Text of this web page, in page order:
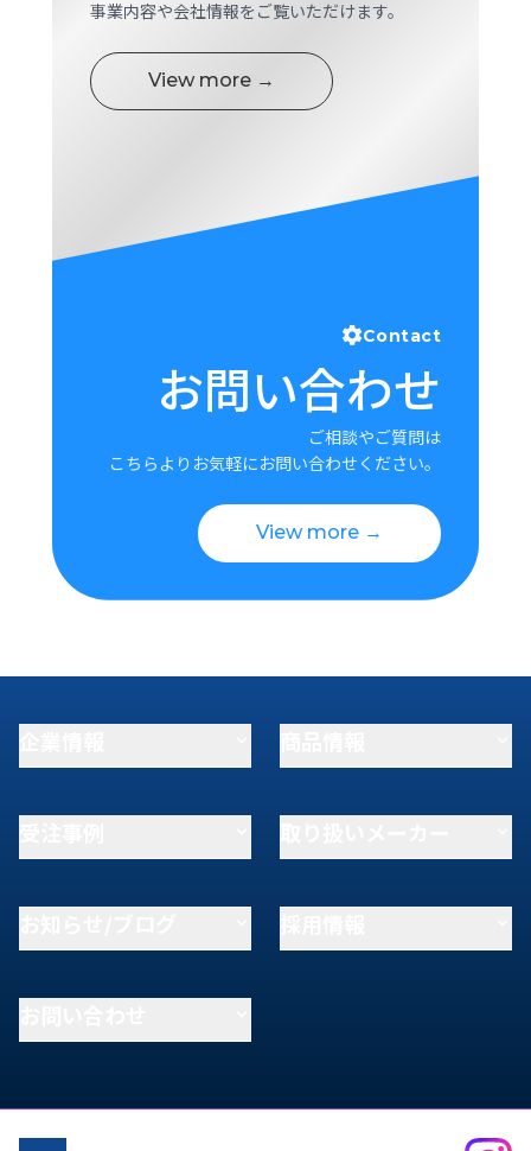
事業内容や会社情報をご覧いただけます。
View more →
Contact
お問い合わせ
ご相談やご質問は
こちらよりお気軽にお問い合わせください。
View more →